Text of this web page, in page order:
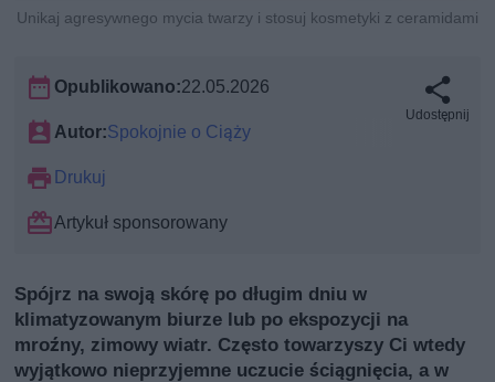
Unikaj agresywnego mycia twarzy i stosuj kosmetyki z ceramidami
Opublikowano:22.05.2026
Autor:Spokojnie o Ciąży
Drukuj
Artykuł sponsorowany
Udostępnij
Spójrz na swoją skórę po długim dniu w
klimatyzowanym biurze lub po ekspozycji na
mroźny, zimowy wiatr. Często towarzyszy Ci wtedy
wyjątkowo nieprzyjemne uczucie ściągnięcia, a w